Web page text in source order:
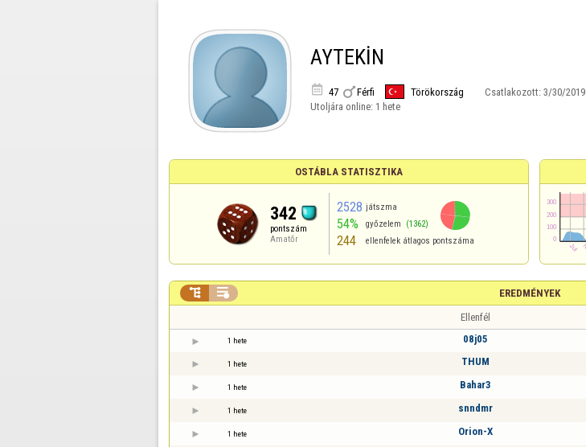
AYTEKİN
 47 Férfi Törökország Csatlakozott: 3/30/2019
Utoljára online: 1 hete
OSTÁBLA STATISZTIKA
342
pontszám
Amatőr
2528 játszma
54% győzelem (1362)
244 ellenfelek átlagos pontszáma
EREDMÉNYEK
 
Ellenfél
1 hete 08j05
1 hete THUM
1 hete Bahar3
1 hete snndmr
1 hete Orion-X